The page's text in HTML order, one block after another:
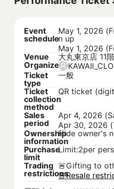
Event
schedule
May 1, 2026
n up
May 1, 2026
Venue
大丸東京店 11
Organizer
Ticket
type
一般
Ticket
collection
method
QR ticket
Sales
period
Apr 4, 2026
Apr 30, 2026
Ownership
information
Hide owner's
Purchase
limit
Limit:2per
Trading
restrictions
🚨Gifting to
🚨Resale